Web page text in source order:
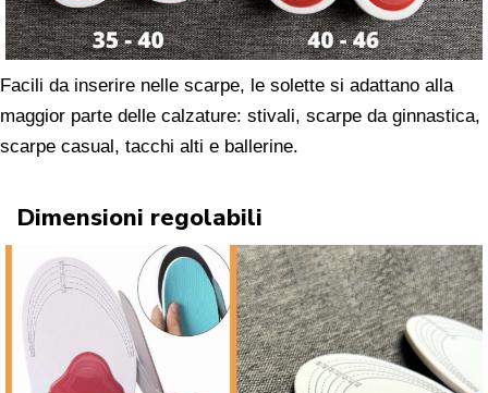
Facili da inserire nelle scarpe, le solette si adattano alla
maggior parte delle calzature: stivali, scarpe da ginnastica,
scarpe casual, tacchi alti e ballerine.
Dimensioni regolabili